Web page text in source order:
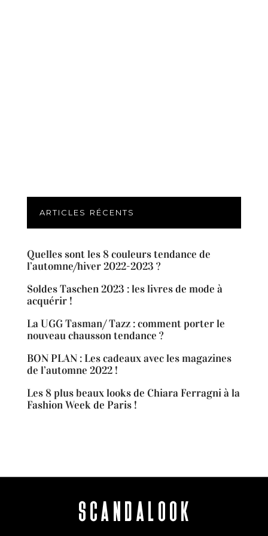
ARTICLES RÉCENTS
Quelles sont les 8 couleurs tendance de
l’automne/hiver 2022-2023 ?
Soldes Taschen 2023 : les livres de mode à
acquérir !
La UGG Tasman/ Tazz : comment porter le
nouveau chausson tendance ?
BON PLAN : Les cadeaux avec les magazines
de l’automne 2022 !
Les 8 plus beaux looks de Chiara Ferragni à la
Fashion Week de Paris !